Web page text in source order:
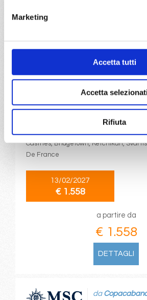
Marketing
Accetta tutti
Accetta
Rifiuta
15 giorni
daFort De
Fort De France, Pointe-à-pitre,
Basseterre, Roseau, Fort De France,
Castries, Bridgetown, Ketchikan,
De France
13/02/2027
€ 1.558
a partire da
€ 1.558
DETTAGLI
da